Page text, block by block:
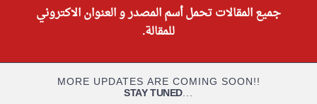
جميع المقالات تحمل أسم المصدر و العنوان الاكتروني
للمقالة.
MORE UPDATES ARE COMING SOON!!
STAY TUNED...